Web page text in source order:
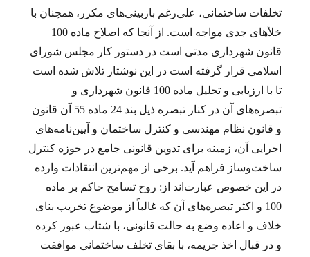
تخلفات ساختمانی، علی‌رغم بازبینی‌های مکرر، همچنان با
خلأهای جدی مواجه است. از آنجا که اصلاح ماده 100
قانون شهرداری مدتی است در دستور کار مجلس شورای
اسلامی قرار گرفته است در این نوشتار تلاش شده است
تا با ارزیابی و تحلیل ماده 100 قانون شهرداری و
تبصره‌های آن در کنار تبصره ذیل بند 24 ماده 55 آن قانون
و قانون نظام مهندسی و کنترل ساختمان و آیین‌نامه‌های
اجرایی آن، زمینه برای تدوین قانونی جامع در حوزه کنترل
ساخت‌وساز فراهم آید. برخی از مهم‌ترین انتقادات وارده
در این خصوص عبارت‌اند از: روح تسامح حاکم بر ماده
100 و اکثر تبصره‌های آن که غالباً از موضوع تخریب بنای
خلاف و اعاده وضع به حالت قانونی، با شتاب عبور کرده
و در قبال اخذ جریمه، با بقای تخلف ساختمانی موافقت